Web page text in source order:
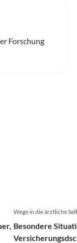
Forschung
Wege in die ärztliche
Besondere